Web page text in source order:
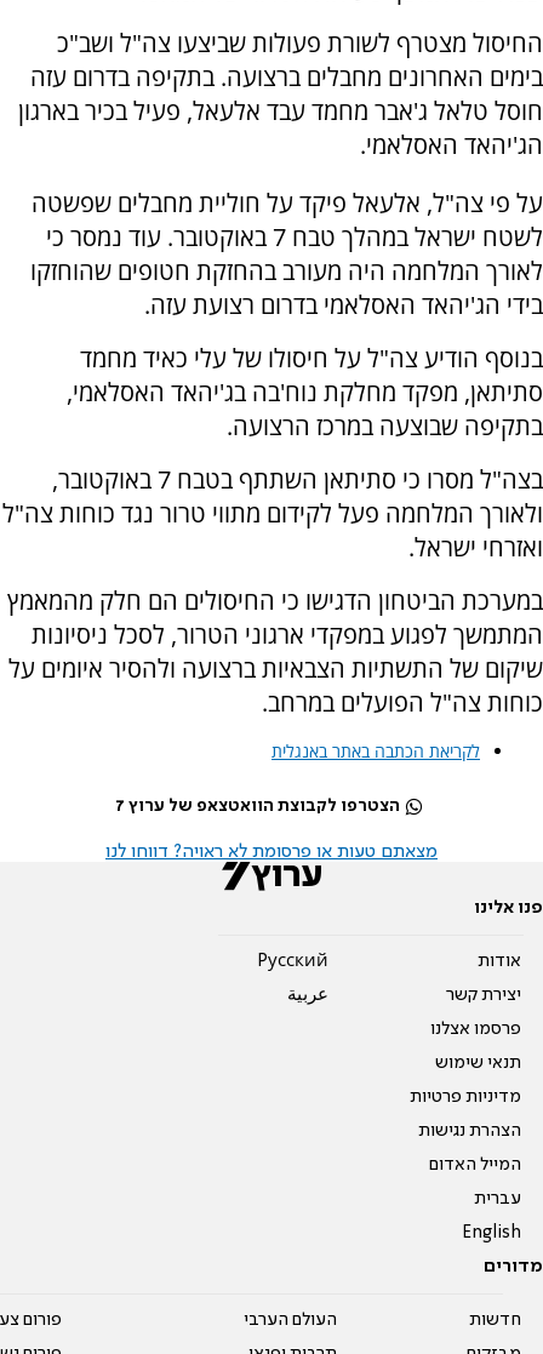
החיסול מצטרף לשורת פעולות שביצעו צה"ל ושב"כ
בימים האחרונים מחבלים ברצועה. בתקיפה בדרום עזה
חוסל טלאל ג'אבר מחמד עבד אלעאל, פעיל בכיר בארגון
הג'יהאד האסלאמי.
על פי צה"ל, אלעאל פיקד על חוליית מחבלים שפשטה
לשטח ישראל במהלך טבח 7 באוקטובר. עוד נמסר כי
לאורך המלחמה היה מעורב בהחזקת חטופים שהוחזקו
בידי הג'יהאד האסלאמי בדרום רצועת עזה.
בנוסף הודיע צה"ל על חיסולו של עלי כאיד מחמד
סתיתאן, מפקד מחלקת נוח'בה בג'יהאד האסלאמי,
בתקיפה שבוצעה במרכז הרצועה.
בצה"ל מסרו כי סתיתאן השתתף בטבח 7 באוקטובר,
ולאורך המלחמה פעל לקידום מתווי טרור נגד כוחות צה"ל
ואזרחי ישראל.
במערכת הביטחון הדגישו כי החיסולים הם חלק מהמאמץ
המתמשך לפגוע במפקדי ארגוני הטרור, לסכל ניסיונות
שיקום של התשתיות הצבאיות ברצועה ולהסיר איומים על
כוחות צה"ל הפועלים במרחב.
לקריאת הכתבה באתר באנגלית
הצטרפו לקבוצת הוואטצאפ של ערוץ 7
מצאתם טעות או פרסומת לא ראויה? דווחו לנו
פנו אלינו
אודות
יצירת קשר
פרסמו אצלנו
תנאי שימוש
מדיניות פרטיות
הצהרת נגישות
המייל האדום
עברית
English
Pусский
عربية
מדורים
חדשות
העולם הערבי
פורום